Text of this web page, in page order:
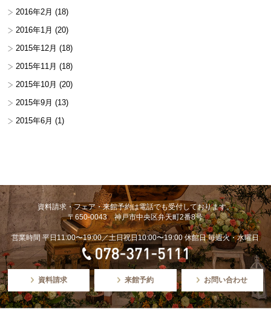
2016年2月 (18)
2016年1月 (20)
2015年12月 (18)
2015年11月 (18)
2015年10月 (20)
2015年9月 (13)
2015年6月 (1)
資料請求・フェア・来館予約は電話でも受付しております。
〒650-0043 神戸市中央区弁天町2番8号
営業時間 平日11:00〜19:00／土日祝日10:00〜19:00 休館日 毎週火・水曜日
資料請求 来館予約 お問い合わせ